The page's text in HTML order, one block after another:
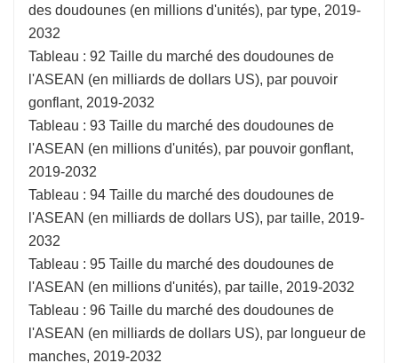
des doudounes (en millions d'unités), par type, 2019-
2032
Tableau : 92 Taille du marché des doudounes de
l'ASEAN (en milliards de dollars US), par pouvoir
gonflant, 2019-2032
Tableau : 93 Taille du marché des doudounes de
l'ASEAN (en millions d'unités), par pouvoir gonflant,
2019-2032
Tableau : 94 Taille du marché des doudounes de
l'ASEAN (en milliards de dollars US), par taille, 2019-
2032
Tableau : 95 Taille du marché des doudounes de
l'ASEAN (en millions d'unités), par taille, 2019-2032
Tableau : 96 Taille du marché des doudounes de
l'ASEAN (en milliards de dollars US), par longueur de
manches, 2019-2032